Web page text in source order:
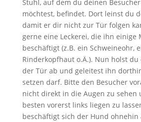
Stuhl, auf dem du deinen
möchtest, befindet. Dort leinst du
damit er dir nicht zur Tür folgen
gerne eine Leckerei, die ihn einige
beschäftigt (z.B. ein Schweineohr,
Rinderkopfhaut o.Ä.). Nun holst du
der Tür ab und geleitest ihn
setzen darf. Bitte den Besucher
nicht direkt in die Augen zu sehen
besten vorerst links liegen zu
beschäftigt sich der Hund ohnehin